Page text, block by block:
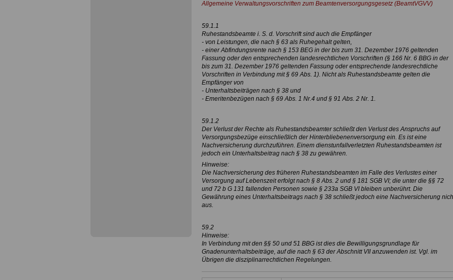
Allgemeine Verwaltungsvorschriften zum Beamtenversorgungsgesetz (BeamtVGVV)
59.1.1
Ruhestandsbeamte i. S. d. Vorschrift sind auch die Empfänger
- von Leistungen, die nach § 63 als Ruhegehalt gelten,
- einer Abfindungsrente nach § 153 BEG in der bis zum 31. Dezember 1976 geltenden
Fassung oder den entsprechenden landesrechtlichen Vorschriften (§ 166 Nr. 6 BBG in der
bis zum 31. Dezember 1976 geltenden Fassung oder entsprechende landesrechtliche
Vorschriften in Verbindung mit § 69 Abs. 1). Nicht als Ruhestandsbeamte gelten die
Empfänger von
- Unterhaltsbeiträgen nach § 38 und
- Emeritenbezügen nach § 69 Abs. 1 Nr.4 und § 91 Abs. 2 Nr. 1.
59.1.2
Der Verlust der Rechte als Ruhestandsbeamter schließt den Verlust des Anspruchs auf
Versorgungsbezüge einschließlich der Hinterbliebenenversorgung ein. Es ist eine
Nachversicherung durchzuführen. Einem dienstunfallverletzten Ruhestandsbeamten ist
jedoch ein Unterhaltsbeitrag nach § 38 zu gewähren.
Hinweise:
Die Nachversicherung des früheren Ruhestandsbeamten im Falle des Verlustes einer
Versorgung auf Lebenszeit erfolgt nach § 8 Abs. 2 und § 181 SGB VI; die unter die §§ 72
und 72 b G 131 fallenden Personen sowie § 233a SGB VI bleiben unberührt. Die
Gewährung eines Unterhaltsbeitrags nach § 38 schließt jedoch eine Nachversicherung
aus.
59.2
Hinweise:
In Verbindung mit den §§ 50 und 51 BBG ist dies die Bewilligungsgrundlage für
Gnadenunterhaltsbeiträge, auf die nach § 63 der Abschnitt VII anzuwenden ist. Vgl. im
Übrigen die disziplinarrechtlichen Regelungen.